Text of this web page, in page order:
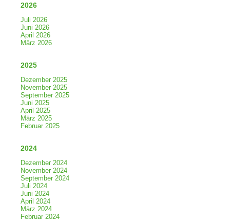
2026
Juli 2026
Juni 2026
April 2026
März 2026
2025
Dezember 2025
November 2025
September 2025
Juni 2025
April 2025
März 2025
Februar 2025
2024
Dezember 2024
November 2024
September 2024
Juli 2024
Juni 2024
April 2024
März 2024
Februar 2024